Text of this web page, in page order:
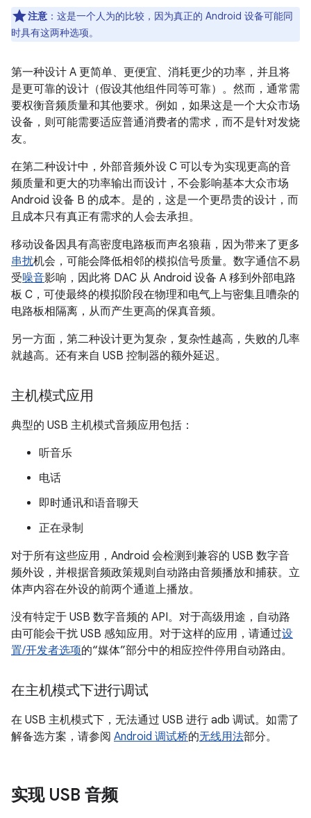
注意 ：这是一个人为的比较，因为真正的 Android 设备可能同
时具有这两种选项。
第一种设计 A 更简单、更便宜、消耗更少的功率，并且将
是更可靠的设计（假设其他组件同等可靠）。然而，通常需
要权衡音频质量和其他要求。例如，如果这是一个大众市场
设备，则可能需要适应普通消费者的需求，而不是针对发烧
友。
在第二种设计中，外部音频外设 C 可以专为实现更高的音
频质量和更大的功率输出而设计，不会影响基本大众市场
Android 设备 B 的成本。是的，这是一个更昂贵的设计，而
且成本只有真正有需求的人会去承担。
移动设备因具有高密度电路板而声名狼藉，因为带来了更多
串扰机会，可能会降低相邻的模拟信号质量。数字通信不易
受噪音影响，因此将 DAC 从 Android 设备 A 移到外部电路
板 C，可使最终的模拟阶段在物理和电气上与密集且嘈杂的
电路板相隔离，从而产生更高的保真音频。
另一方面，第二种设计更为复杂，复杂性越高，失败的几率
就越高。还有来自 USB 控制器的额外延迟。
主机模式应用
典型的 USB 主机模式音频应用包括：
听音乐
电话
即时通讯和语音聊天
正在录制
对于所有这些应用，Android 会检测到兼容的 USB 数字音
频外设，并根据音频政策规则自动路由音频播放和捕获。立
体声内容在外设的前两个通道上播放。
没有特定于 USB 数字音频的 API。对于高级用途，自动路
由可能会干扰 USB 感知应用。对于这样的应用，请通过设
置/开发者选项的“媒体”部分中的相应控件停用自动路由。
在主机模式下进行调试
在 USB 主机模式下，无法通过 USB 进行 adb 调试。如需了
解备选方案，请参阅 Android 调试桥的无线用法部分。
实现 USB 音频